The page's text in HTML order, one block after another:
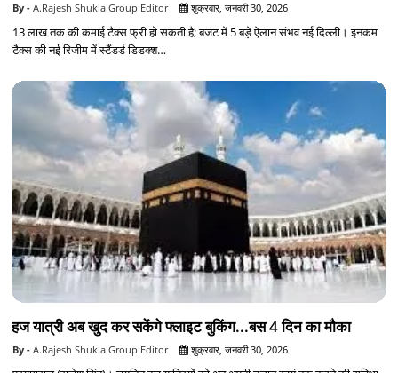
A.Rajesh Shukla Group Editor शुक्रवार, जनवरी 30, 2026
13 लाख तक की कमाई टैक्स फ्री हो सकती है; बजट में 5 बड़े ऐलान संभव नई दिल्ली। इनकम
टैक्स की नई रिजीम में स्टैंडर्ड डिडक्श…
हज यात्री अब खुद कर सकेंगे फ्लाइट बुकिंग...बस 4 दिन का मौका
A.Rajesh Shukla Group Editor शुक्रवार, जनवरी 30, 2026